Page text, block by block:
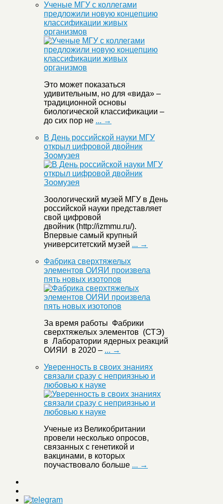
Ученые МГУ с коллегами
предложили новую концепцию
классификации живых
организмов
Это может показаться
удивительным, но для «вида» –
традиционной основы
биологической классификации –
до сих пор не ... →
В День российской науки МГУ
открыл цифровой двойник
Зоомузея
Зоологический музей МГУ в День
российской науки представляет
свой цифровой
двойник (http://izmmu.ru/).
Впервые самый крупный
университетский музей ... →
Фабрика сверхтяжелых
элементов ОИЯИ произвела
пять новых изотопов
За время работы Фабрики
сверхтяжелых элементов (СТЭ)
в Лаборатории ядерных реакций
ОИЯИ в 2020 – ... →
Уверенность в своих знаниях
связали сразу с неприязнью и
любовью к науке
Ученые из Великобритании
провели несколько опросов,
связанных с генетикой и
вакцинами, в которых
поучаствовало больше ... →